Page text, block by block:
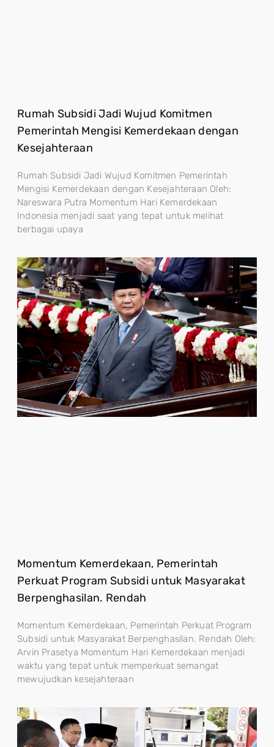
Rumah Subsidi Jadi Wujud Komitmen
Pemerintah Mengisi Kemerdekaan dengan
Kesejahteraan
Rumah Subsidi Jadi Wujud Komitmen Pemerintah
Mengisi Kemerdekaan dengan Kesejahteraan Oleh:
Nareswara Putra Momentum Hari Kemerdekaan
Indonesia menjadi saat yang tepat untuk melihat
berbagai upaya
Momentum Kemerdekaan, Pemerintah
Perkuat Program Subsidi untuk Masyarakat
Berpenghasilan. Rendah
Momentum Kemerdekaan, Pemerintah Perkuat Program
Subsidi untuk Masyarakat Berpenghasilan. Rendah Oleh:
Arvin Prasetya Momentum Hari Kemerdekaan menjadi
waktu yang tepat untuk memperkuat semangat
mewujudkan kesejahteraan